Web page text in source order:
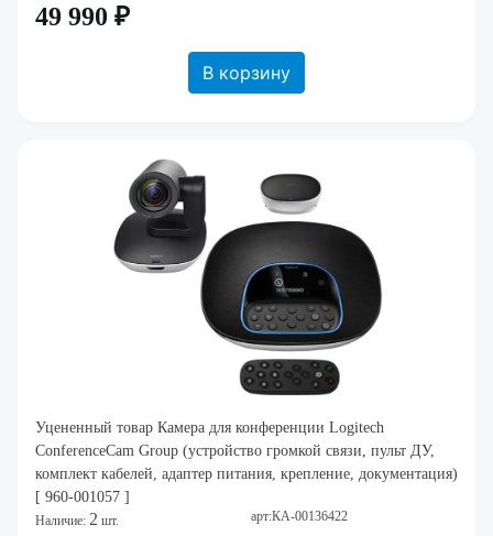
49 990 ₽
В корзину
Уцененный товар Камера для конференции Logitech
ConferenceCam Group (устройство громкой связи, пульт ДУ,
комплект кабелей, адаптер питания, крепление, документация)
[ 960-001057 ]
Наличие: 2 шт. арт:КА-00136422